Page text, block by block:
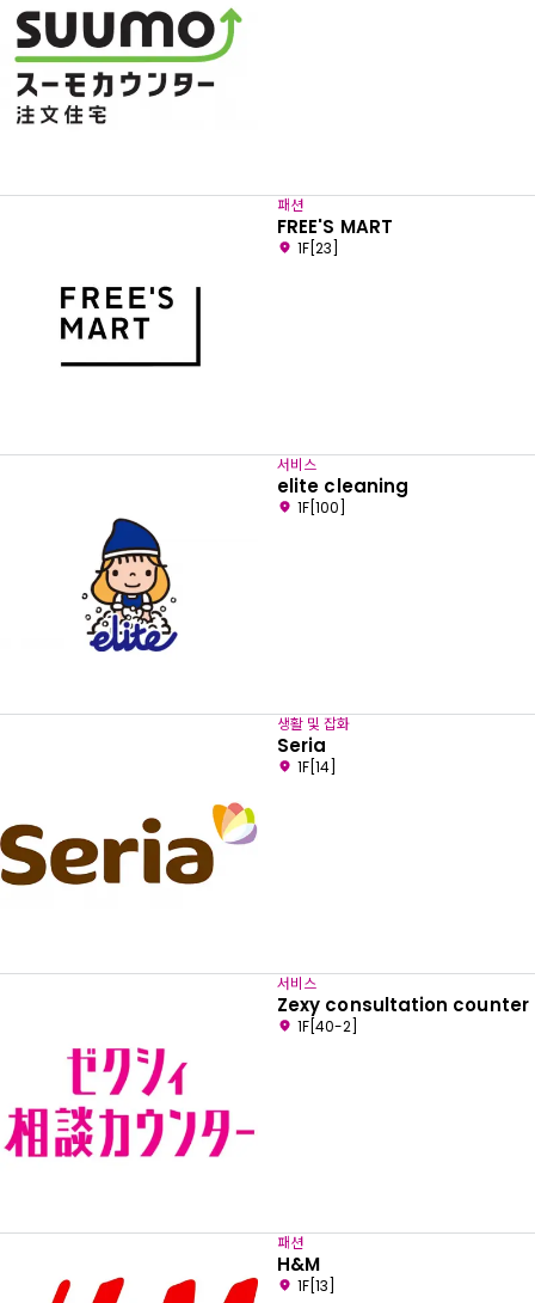
패션
FREE'S MART
1F[23]
서비스
elite cleaning
1F[100]
생활 및 잡화
Seria
1F[14]
서비스
Zexy consultation counter
1F[40-2]
패션
H&M
1F[13]